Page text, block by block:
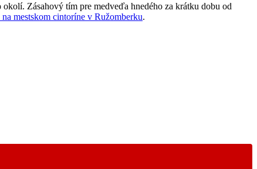
Zásahový tím pre medveďa hnedého za krátku dobu od
mestskom cintoríne v Ružomberku.